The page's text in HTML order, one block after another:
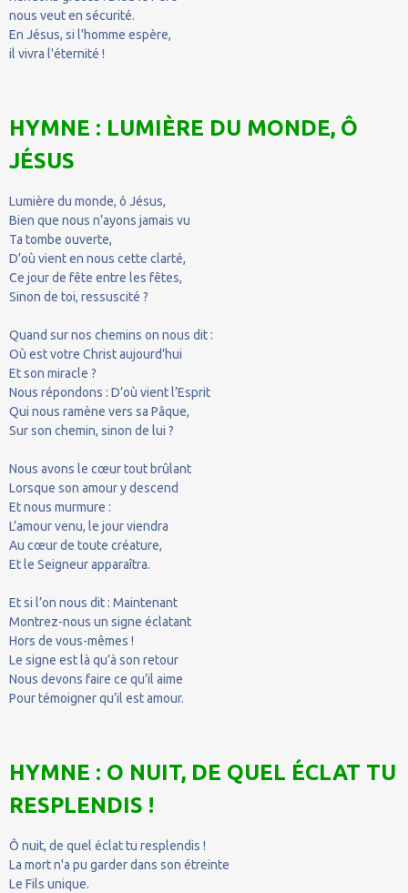
nous veut en sécurité.
En Jésus, si l'homme espère,
il vivra l'éternité !
HYMNE : LUMIÈRE DU MONDE, Ô
JÉSUS
Lumière du monde, ô Jésus,
Bien que nous n’ayons jamais vu
Ta tombe ouverte,
D’où vient en nous cette clarté,
Ce jour de fête entre les fêtes,
Sinon de toi, ressuscité ?
Quand sur nos chemins on nous dit :
Où est votre Christ aujourd’hui
Et son miracle ?
Nous répondons : D’où vient l’Esprit
Qui nous ramène vers sa Pâque,
Sur son chemin, sinon de lui ?
Nous avons le cœur tout brûlant
Lorsque son amour y descend
Et nous murmure :
L’amour venu, le jour viendra
Au cœur de toute créature,
Et le Seigneur apparaîtra.
Et si l’on nous dit : Maintenant
Montrez-nous un signe éclatant
Hors de vous-mêmes !
Le signe est là qu’à son retour
Nous devons faire ce qu’il aime
Pour témoigner qu’il est amour.
HYMNE : O NUIT, DE QUEL ÉCLAT TU
RESPLENDIS !
Ô nuit, de quel éclat tu resplendis !
La mort n'a pu garder dans son étreinte
Le Fils unique.